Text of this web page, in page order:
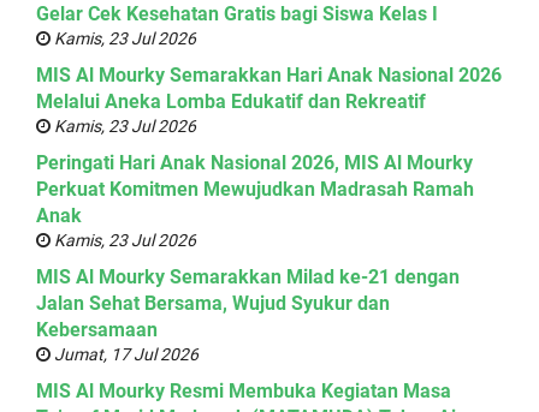
Gelar Cek Kesehatan Gratis bagi Siswa Kelas I
Kamis, 23 Jul 2026
MIS Al Mourky Semarakkan Hari Anak Nasional 2026
Melalui Aneka Lomba Edukatif dan Rekreatif
Kamis, 23 Jul 2026
Peringati Hari Anak Nasional 2026, MIS Al Mourky
Perkuat Komitmen Mewujudkan Madrasah Ramah
Anak
Kamis, 23 Jul 2026
MIS Al Mourky Semarakkan Milad ke-21 dengan
Jalan Sehat Bersama, Wujud Syukur dan
Kebersamaan
Jumat, 17 Jul 2026
MIS Al Mourky Resmi Membuka Kegiatan Masa